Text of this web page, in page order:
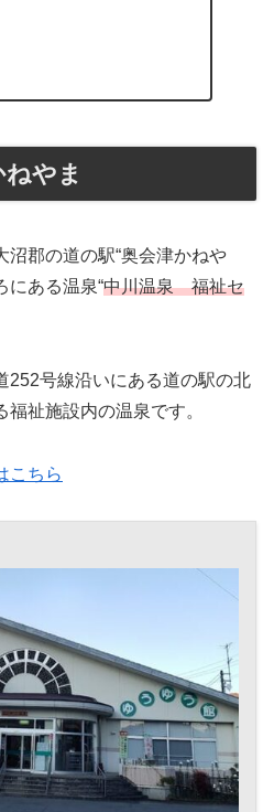
やま
郡の道の駅“奥会津かねや
にある温泉“中川温泉 福祉セ
252号線沿いにある道の駅の北
祉施設内の温泉です。
こちら